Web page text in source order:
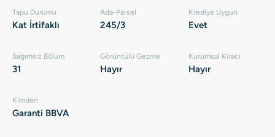
Tapu Durumu
Kat İrtifaklı
Ada-Parsel
245/3
Krediye Uygun
Evet
Bağımsız Bölüm
31
Görüntülü Gezme
Hayır
Kurumsal Kiracı
Hayır
Kimden
Garanti BBVA